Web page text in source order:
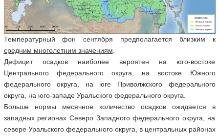
Температурный фон сентября предполагается близким к
средним многолетним значениям.
Дефицит осадков наиболее вероятен на юго-востоке
Центрального федерального округа, на востоке Южного
федерального округа, на юге Приволжского федерального
округа, на юго-западе Уральского федерального округа.
Больше нормы месячное количество осадков ожидается в
западных регионах Северо Западного федерального округа, на
севере Уральского федерального округа, в центральных районах